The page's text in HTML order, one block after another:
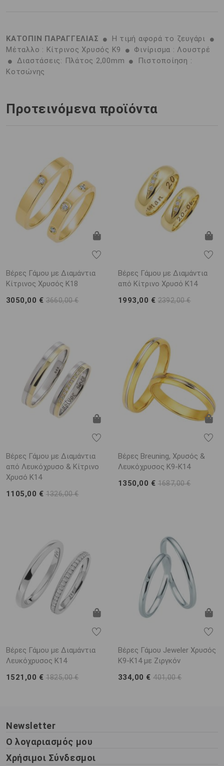
ΚΑΤΟΠΙΝ ΠΑΡΑΓΓΕΛΙΑΣ
Η τιμή αφορά το ζευγάρι
Μέταλλο : Κίτρινος Χρυσός K9
Φινίρισμα : Λουστρέ
Διαστάσεις: Πλάτος 2,00mm
Πιστοποίηση :
Κοτσώνης
Προτεινόμενα προϊόντα
Βέρες Γάμου με Διαμάντια
Κίτρινος Χρυσός K18
3050,00 € 3660,00 €
Βέρες Γάμου με Διαμάντια
από Κίτρινο Χρυσό K14
1993,00 € 2392,00 €
Βέρες Γάμου με Διαμάντια
από Λευκόχρυσο & Κίτρινο
Χρυσό K14
1105,00 € 1326,00 €
Βέρες Breuning, Χρυσός &
Λευκόχρυσος K9-Κ14
1350,00 € 1687,00 €
Βέρες Γάμου με Διαμάντια
Λευκόχρυσος K14
1521,00 € 1825,00 €
Βέρες Γάμου Jeweler Χρυσός
K9-K14 με Ζιργκόν
334,00 €401,00 €
Newsletter
Ο λογαριασμός μου
Χρήσιμοι Σύνδεσμοι